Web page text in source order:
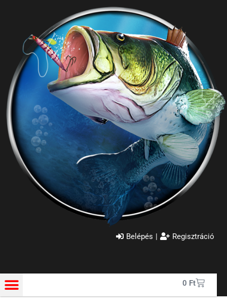
Belépés | Regisztráció
0 Ft